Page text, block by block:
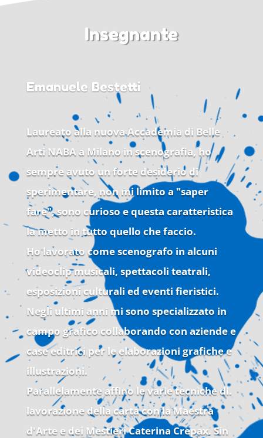
Insegnante
Emanuele Bestetti
Laureato alla nuova Accademia di Belle
Arti NABA a Milano in scenografia, ho
sempre avuto un forte desiderio di
sperimentare, non mi limito a "saper
fare", sono curioso e questa caratteristica
la metto in tutto quello che faccio.
Ho lavorato come scenografo in alcuni
videoclip musicali, spettacoli teatrali,
esposizioni culturali ed eventi fieristici.
Negli ultimi anni mi sono specializzato in
campo grafico collaborando con aziende e
case editrici per le elaborazioni grafiche e
illustrazioni.
Parallelamente affino le varie tecniche di.
lavorazione della carta con la Maestra
d'Arte e dei Mestieri Caterina Crepax. Sin